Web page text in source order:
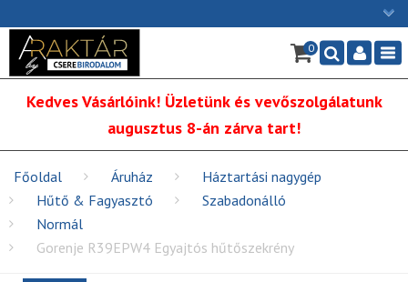
Ügyfélszolgálat: H-P: 9:00 - 16:00
06/1 255-2211
info@cserebirodalom.hu
×
0
Kedves Vásárlóink! Üzletünk és vevőszolgálatunk
augusztus 8-án zárva tart!
Főoldal Áruház
Háztartási nagygép
Hűtő & Fagyasztó
Szabadonálló
Normál
Gorenje R39EPW4 Egyajtós hűtőszekrény